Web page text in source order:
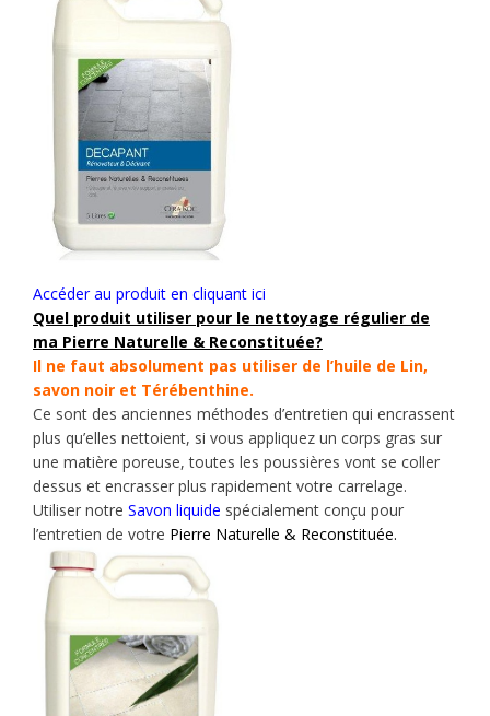
Accéder au produit en cliquant ici
Quel produit utiliser pour le nettoyage régulier de
ma Pierre Naturelle & Reconstituée?
Il ne faut absolument pas utiliser de l’huile de Lin,
savon noir et Térébenthine.
Ce sont des anciennes méthodes d’entretien qui encrassent
plus qu’elles nettoient, si vous appliquez un corps gras sur
une matière poreuse, toutes les poussières vont se coller
dessus et encrasser plus rapidement votre carrelage.
Utiliser notre Savon liquide spécialement conçu pour
l’entretien de votre Pierre Naturelle & Reconstituée.